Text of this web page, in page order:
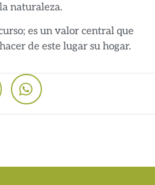
naturaleza.
es un valor central que
de este lugar su hogar.